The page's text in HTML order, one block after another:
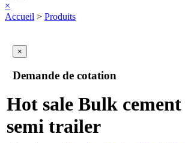
×
Accueil > Produits
×
Demande de cotation
Hot sale Bulk
semi trailer